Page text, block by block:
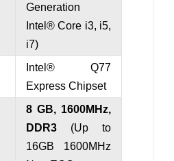
Generation
Intel®Core i3, i5,
i7)
Intel® Q77
Express Chipset
8 GB, 1600MHz,
DDR3
(Up to
16GB 1600MHz